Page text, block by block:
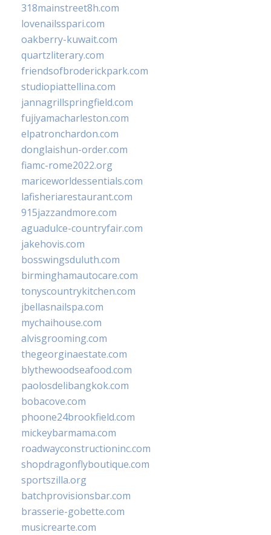
318mainstreet8h.com
lovenailsspari.com
oakberry-kuwait.com
quartzliterary.com
friendsofbroderickpark.com
studiopiattellina.com
jannagrillspringfield.com
fujiyamacharleston.com
elpatronchardon.com
donglaishun-order.com
fiamc-rome2022.org
mariceworldessentials.com
lafisheriarestaurant.com
915jazzandmore.com
aguadulce-countryfair.com
jakehovis.com
bosswingsduluth.com
birminghamautocare.com
tonyscountrykitchen.com
jbellasnailspa.com
mychaihouse.com
alvisgrooming.com
thegeorginaestate.com
blythewoodseafood.com
paolosdelibangkok.com
bobacove.com
phoone24brookfield.com
mickeybarmama.com
roadwayconstructioninc.com
shopdragonflyboutique.com
sportszilla.org
batchprovisionsbar.com
brasserie-gobette.com
musicrearte.com